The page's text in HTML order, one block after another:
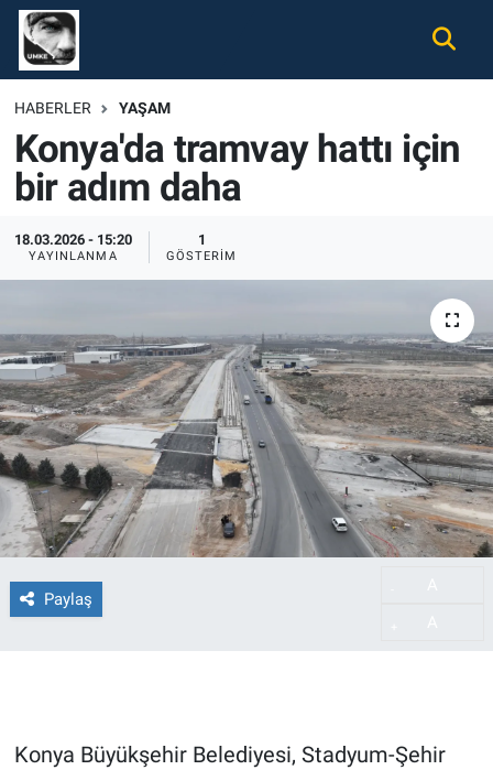
HABERLER YAŞAM
Konya'da tramvay hattı için
bir adım daha
18.03.2026 - 15:20
YAYINLANMA
1
GÖSTERIM
Paylaş
Konya Büyükşehir Belediyesi, Stadyum-Şehir
Gündem
Ekonomi
Spor
Magazin
İletişim
Künye
Nöbetçi Eczaneler
Hava Durumu
Namaz Vakitleri
Trafik Durumu
Tüm Manşetler
Son Dakika Haberleri
Haber Arşivi